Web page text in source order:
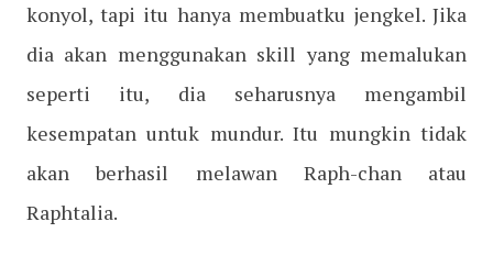
konyol, tapi itu hanya membuatku jengkel. Jika
dia akan menggunakan skill yang memalukan
seperti itu, dia seharusnya mengambil
kesempatan untuk mundur. Itu mungkin tidak
akan berhasil melawan Raph-chan atau
Raphtalia.